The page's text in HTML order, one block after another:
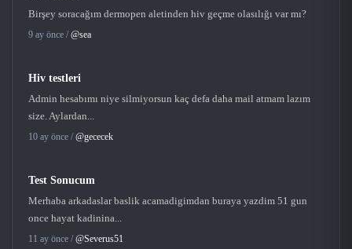
Birşey soracağım dermopen aletinden hiv geçme olasılığı var mı?
9 ay önce / @sea
Hiv testleri
Admin hesabımı niye silmiyorsun kaç defa daha mail atmam lazım
size. Aylardan...
10 ay önce / @gececek
Test Sonucum
Merhaba arkadaslar baslik acamadigimdan buraya yazdim 51 gun
once hayat kadinina...
11 ay önce / @Severus51